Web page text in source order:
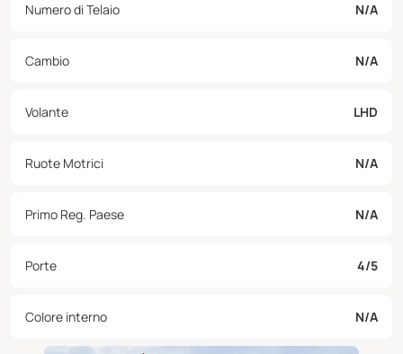
Numero di Telaio N/A
Cambio N/A
Volante LHD
Ruote Motrici N/A
Primo Reg. Paese N/A
Porte 4/5
Colore interno N/A